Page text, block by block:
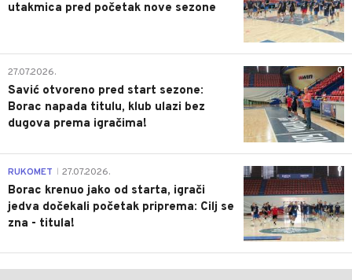
utakmica pred početak nove sezone
0
27.07.2026.
Savić otvoreno pred start sezone:
Borac napada titulu, klub ulazi bez
dugova prema igračima!
0
RUKOMET 27.07.2026.
Borac krenuo jako od starta, igrači
jedva dočekali početak priprema: Cilj se
zna - titula!